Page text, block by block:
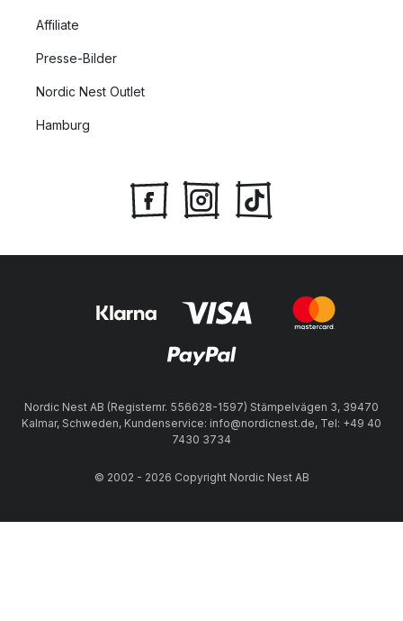
Affiliate
Presse-Bilder
Nordic Nest Outlet
Hamburg
Nordic Nest AB (Registernr. 556628-1597) Stämpelvägen 3, 39470
Kalmar, Schweden, Kundenservice: info@nordicnest.de, Tel: +49 40
7430 3734
© 2002 - 2026 Copyright Nordic Nest AB